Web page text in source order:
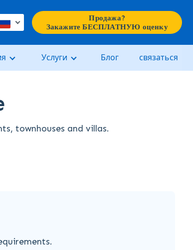
Продажа?
Закажите БЕСПЛАТНУЮ оценку
Услуги Блог связаться
townhouses and villas.